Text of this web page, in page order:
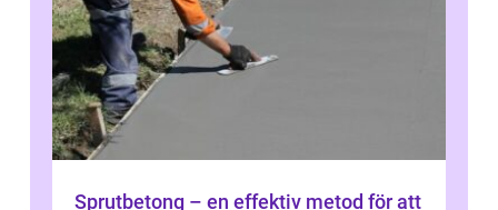
Sprutbetong – en effektiv metod för att